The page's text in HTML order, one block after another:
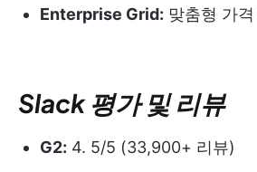
Enterprise Grid: 맞춤형 가
Slack 평가 및 리뷰
G2: 4. 5/5 (33,900+ 리뷰)